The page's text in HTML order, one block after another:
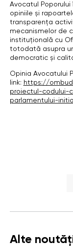
Avocatul
opiniile și
transparența
mecanismelor de
instituțională cu
totodată asupra
democratic și
Opinia Avocatului
link: https://
proiectul-codului-
parlamentului-
Alte